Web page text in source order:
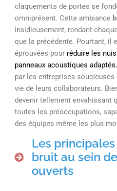
claquements de portes se
omniprésent. Cette ambiance
insidieusement, rendant
que la précédente. Pourtant, il
éprouvées pour réduire les
panneaux acoustiques adaptés
par les entreprises
vie de leurs collaborateurs.
devenir tellement envahissant
toutes les préoccupations,
des équipes même les plus
Les
bruit au sein
ouverts